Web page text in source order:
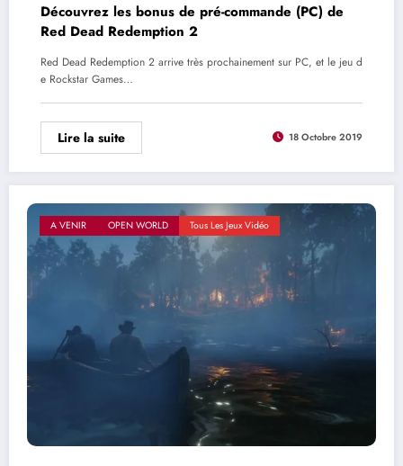
Découvrez les bonus de pré-commande (PC) de
Red Dead Redemption 2
Red Dead Redemption 2 arrive très prochainement sur PC, et le jeu d
e Rockstar Games…
Lire la suite 18 Octobre 2019
A VENIR OPEN WORLD Tous Les Jeux Vidéo